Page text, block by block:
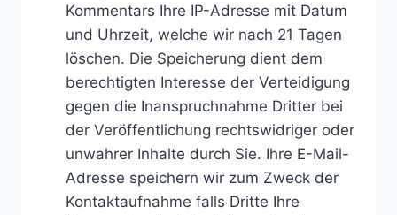
Kommentars Ihre IP-Adresse mit Datum
und Uhrzeit, welche wir nach 21 Tagen
löschen. Die Speicherung dient dem
berechtigten Interesse der Verteidigung
gegen die Inanspruchnahme Dritter bei
der Veröffentlichung rechtswidriger oder
unwahrer Inhalte durch Sie. Ihre E-Mail-
Adresse speichern wir zum Zweck der
Kontaktaufnahme falls Dritte Ihre